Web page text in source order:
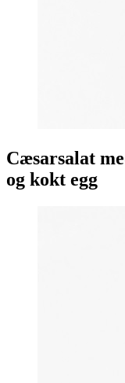
Cæsarsalat
og kokt egg